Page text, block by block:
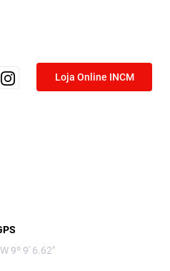
Loja Online INCM
9º 9' 6.62"